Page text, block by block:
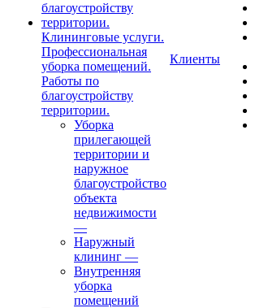
Клининговые услуги.
Профессиональная
уборка помещений.
Работы по
благоустройству
территории.
Уборка
прилегающей
территории и
наружное
благоустройство
объекта
недвижимости
—
Наружный
клининг —
Внутренняя
уборка
помещений
Клиенты